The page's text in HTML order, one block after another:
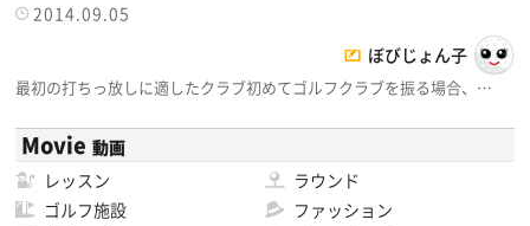
2014.09.05
ぼびじょん子
最初の打ちっ放しに適したクラブ初めてゴルフクラブを振る場合、…
Movie 動画
レッスン
ラウンド
ゴルフ施設
ファッション